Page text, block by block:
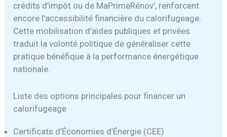
crédits d’impôt ou de MaPrimeRénov’, renforcent
encore l’accessibilité financière du calorifugeage.
Cette mobilisation d’aides publiques et privées
traduit la volonté politique de généraliser cette
pratique bénéfique à la performance énergétique
nationale.
Liste des options principales pour financer un
calorifugeage
Certificats d’Économies d’Énergie (CEE)